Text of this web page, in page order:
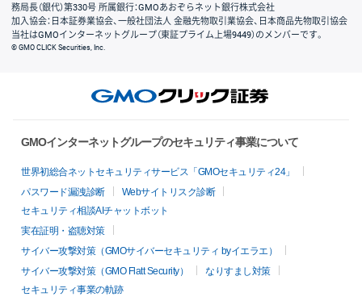
務局長（銀代）第330号 所属銀行：GMOあおぞらネット銀行株式会社
加入協会：日本証券業協会、一般社団法人 金融先物取引業協会、日本商品先物取引協会
当社はGMOインターネットグループ（東証プライム上場9449）のメンバーです。
© GMO CLICK Securities, Inc.
GMOインターネットグループのセキュリティ事業について
世界初総合ネットセキュリティサービス「GMOセキュリティ24」
パスワード漏洩診断
Webサイトリスク診断
セキュリティ相談AIチャットボット
実在証明・盗聴対策
サイバー攻撃対策（GMOサイバーセキュリティ byイエラエ）
サイバー攻撃対策（GMO Flatt Security）
なりすまし対策
セキュリティ事業の軌跡